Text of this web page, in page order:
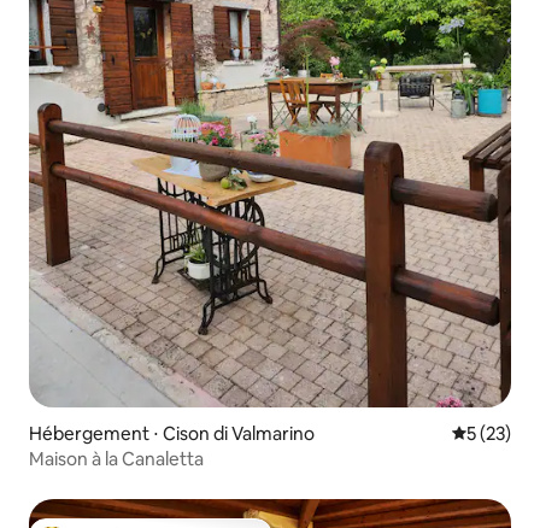
Hébergement ⋅ Cison di Valmarino
5 (23)
Maison à la Canaletta